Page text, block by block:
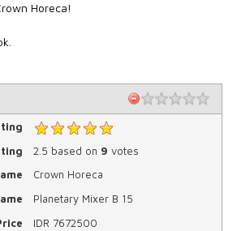
Horeca!
2.5 based on 9 votes
Crown Horeca
Planetary Mixer B 15
IDR 7672500